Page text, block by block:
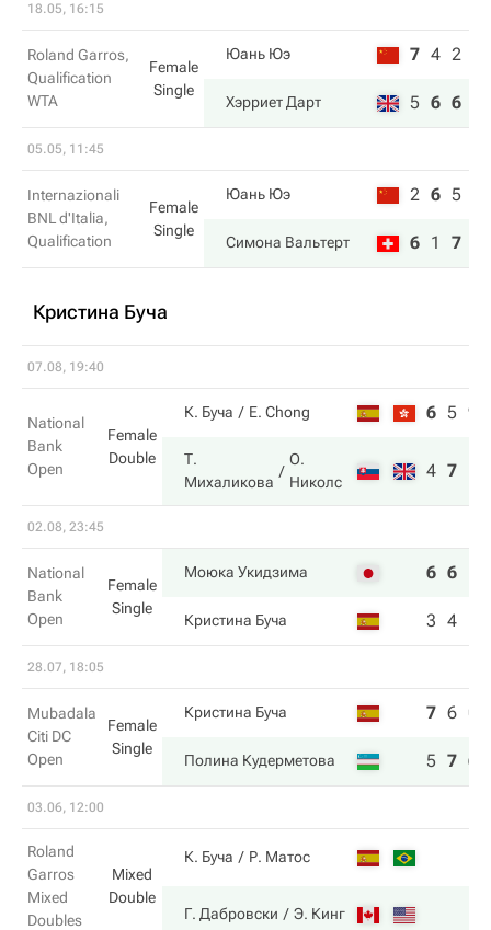
18.05, 16:15
Roland Garros,
Qualification
WTA
Female
Single
Юань Юэ 7 4 2
Хэрриет Дарт 5 6 6
05.05, 11:45
Internazionali
BNL d'Italia,
Qualification
Female
Single
Юань Юэ 2 6 5
Симона Вальтерт 6 1 7
Кристина Буча
07.08, 19:40
National
Bank
Open
Female
Double
К. Буча E. Chong 6 5 9
Т.
Михаликова
О.
Николс
4 7
02.08, 23:45
National
Bank
Open
Female
Single
Моюка Укидзима 6 6
Кристина Буча 3 4
28.07, 18:05
Mubadala
Citi DC
Open
Female
Single
Кристина Буча 7 6 0
Полина Кудерметова 5 7 6
03.06, 12:00
Roland
Garros
Mixed
Doubles
Mixed
Double
К. Буча Р. Матос
Г. Дабровски Э. Кинг